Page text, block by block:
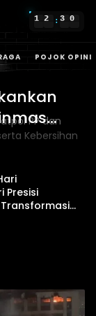
1 2 : 3 0
POJOK OPINI
Presisi
Emas